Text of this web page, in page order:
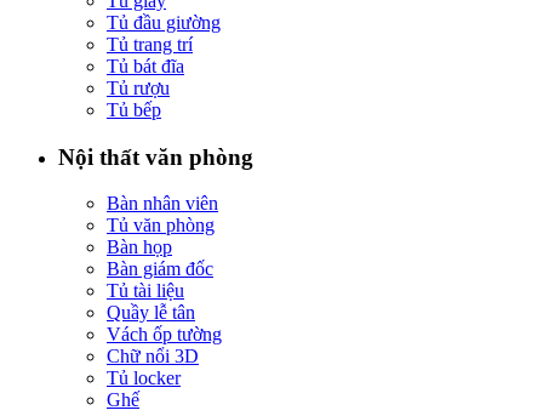
Tủ đầu giường
Tủ trang trí
Tủ bát đĩa
Tủ rượu
Tủ bếp
Nội thất văn phòng
Bàn nhân viên
Tủ văn phòng
Bàn họp
Bàn giám đốc
Tủ tài liệu
Quầy lễ tân
Vách ốp tường
Chữ nổi 3D
Tủ locker
Ghế